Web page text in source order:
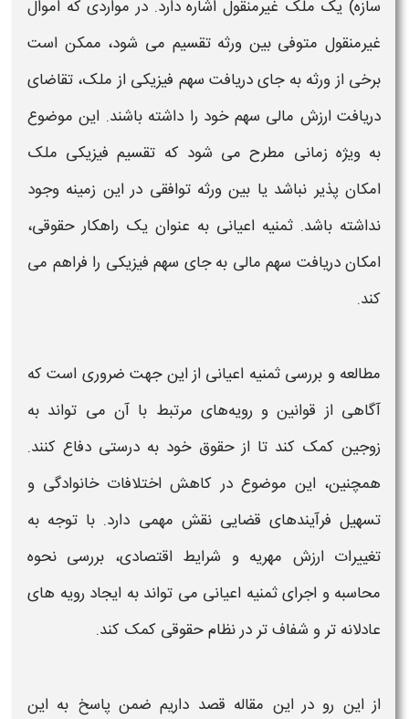
سازه) یک ملک غیرمنقول اشاره دارد. در مواردی که اموال
غیرمنقول متوفی بین ورثه تقسیم می‌ شود، ممکن است
برخی از ورثه به جای دریافت سهم فیزیکی از ملک، تقاضای
دریافت ارزش مالی سهم خود را داشته باشند. این موضوع
به ویژه زمانی مطرح می‌ شود که تقسیم فیزیکی ملک
امکان‌ پذیر نباشد یا بین ورثه توافقی در این زمینه وجود
نداشته باشد. ثمنیه اعیانی به عنوان یک راهکار حقوقی،
امکان دریافت سهم مالی به جای سهم فیزیکی را فراهم می‌
کند.
مطالعه و بررسیثمنیه اعیانی از این جهت ضروری است که
آگاهی از قوانین و رویه‌های مرتبط با آن می‌ تواند به
زوجین کمک کند تا از حقوق خود به‌ درستی دفاع کنند.
همچنین، این موضوع در کاهش اختلافات خانوادگی و
تسهیل فرآیندهای قضایی نقش مهمی دارد. با توجه به
تغییرات ارزش مهریه و شرایط اقتصادی، بررسی نحوه
محاسبهو اجرایثمنیه اعیانی می‌ تواند به ایجاد رویه‌ های
عادلانه‌ تر و شفاف‌ تر در نظام حقوقی کمک کند.
از این رو در این مقاله قصد داریم ضمن پاسخ به این